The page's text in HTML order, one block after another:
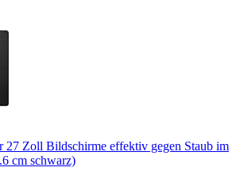
27 Zoll Bildschirme effektiv gegen Staub im
cm schwarz)